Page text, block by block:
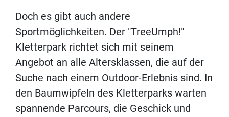
Doch es gibt auch andere
Sportmöglichkeiten. Der "TreeUmph!"
Kletterpark richtet sich mit seinem
Angebot an alle Altersklassen, die auf der
Suche nach einem Outdoor-Erlebnis sind. In
den Baumwipfeln des Kletterparks warten
spannende Parcours, die Geschick und